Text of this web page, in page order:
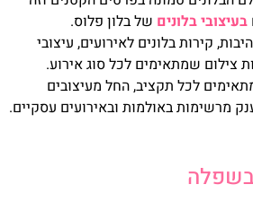
בעיצובי בלונים של בלון פלוס.
קירות בלונים לאירועים, עיצובי
צילום שמתאימים לכל סוג אירוע.
לכל תקציב, החל מעיצובים
מרשימות באולמות ובאירועים עסקיים.
בשפלה